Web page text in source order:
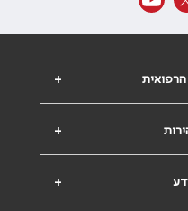
+
+
+